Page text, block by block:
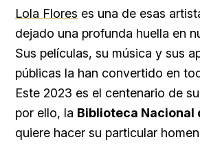
Lola Flores es una de esas
dejado una profunda huella en
Sus películas, su música y sus
públicas la han convertido en
Este 2023 es el centenario de
por ello, la Biblioteca Nacional
quiere hacer su particular